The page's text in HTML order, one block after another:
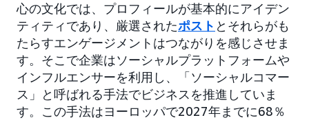
心の文化では、プロフィールが基本的にアイデン
ティティであり、厳選されたポスト とそれらがも
たらすエンゲージメントはつながりを感じさせま
す。そこで企業はソーシャルプラットフォームや
インフルエンサーを利用し、「ソーシャルコマー
ス」と呼ばれる手法でビジネスを推進していま
す。この手法はヨーロッパで2027年までに68％